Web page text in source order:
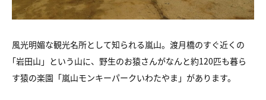
風光明媚な観光名所として知られる嵐山。渡月橋のすぐ近くの
｢岩田山」という山に、野生のお猿さんがなんと約120匹も暮ら
す猿の楽園「嵐山モンキーパークいわたやま」があります。